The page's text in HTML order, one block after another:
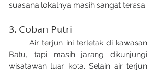
suasana lokalnya masih sangat terasa.
3. Coban Putri
	Air terjun ini terletak di kawasan
Batu, tapi masih jarang dikunjungi
wisatawan luar kota. Selain air terjun